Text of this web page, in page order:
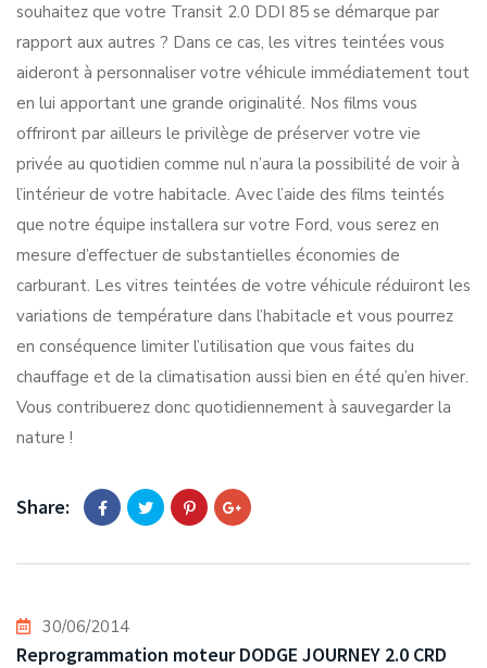
souhaitez que votre Transit 2.0 DDI 85 se démarque par
rapport aux autres ? Dans ce cas, les vitres teintées vous
aideront à personnaliser votre véhicule immédiatement tout
en lui apportant une grande originalité. Nos films vous
offriront par ailleurs le privilège de préserver votre vie
privée au quotidien comme nul n’aura la possibilité de voir à
l’intérieur de votre habitacle. Avec l’aide des films teintés
que notre équipe installera sur votre Ford, vous serez en
mesure d’effectuer de substantielles économies de
carburant. Les vitres teintées de votre véhicule réduiront les
variations de température dans l’habitacle et vous pourrez
en conséquence limiter l’utilisation que vous faites du
chauffage et de la climatisation aussi bien en été qu’en hiver.
Vous contribuerez donc quotidiennement à sauvegarder la
nature !
Share:
30/06/2014
Reprogrammation moteur DODGE JOURNEY 2.0 CRD